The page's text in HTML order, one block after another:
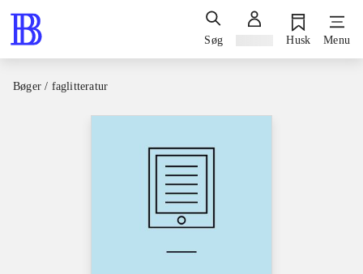
Søg Husk Menu
Bøger / faglitteratur